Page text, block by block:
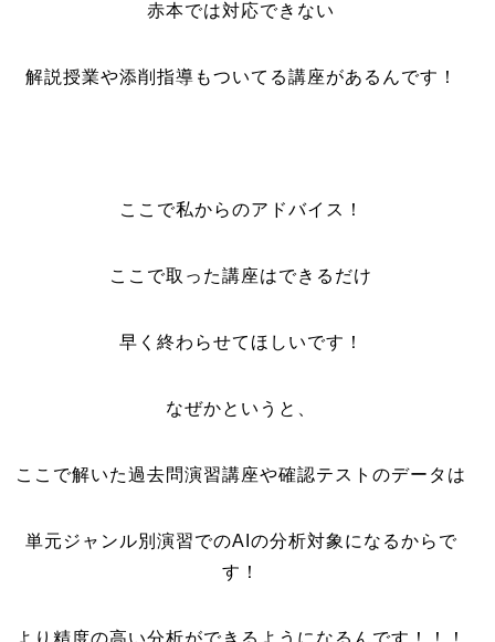
赤本では対応できない
解説授業や添削指導もついてる講座があるんです！
ここで私からのアドバイス！
ここで取った講座はできるだけ
早く終わらせてほしいです！
なぜかというと、
ここで解いた過去問演習講座や確認テストのデータは
単元ジャンル別演習でのAIの分析対象になるからで
す！
より精度の高い分析ができるようになるんです！！！